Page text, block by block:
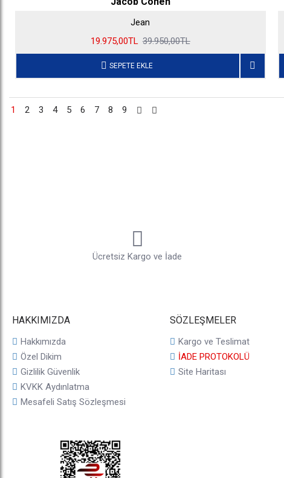
Jean
19.975,00TL 39.950,00TL
SEPETE EKLE
1 2 3 4 5 6 7 8 9
Ücretsiz Kargo ve İade
HAKKIMIZDA
Hakkımızda
Özel Dikim
Gizlilik Güvenlik
KVKK Aydınlatma
Mesafeli Satış Sözleşmesi
SÖZLEŞMELER
Kargo ve Teslimat
İADE PROTOKOLÜ
Site Haritası